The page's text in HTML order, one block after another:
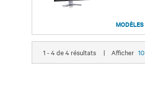
MODÈLES
Modèles
1 - 4 de 4 résultats | Afficher 10